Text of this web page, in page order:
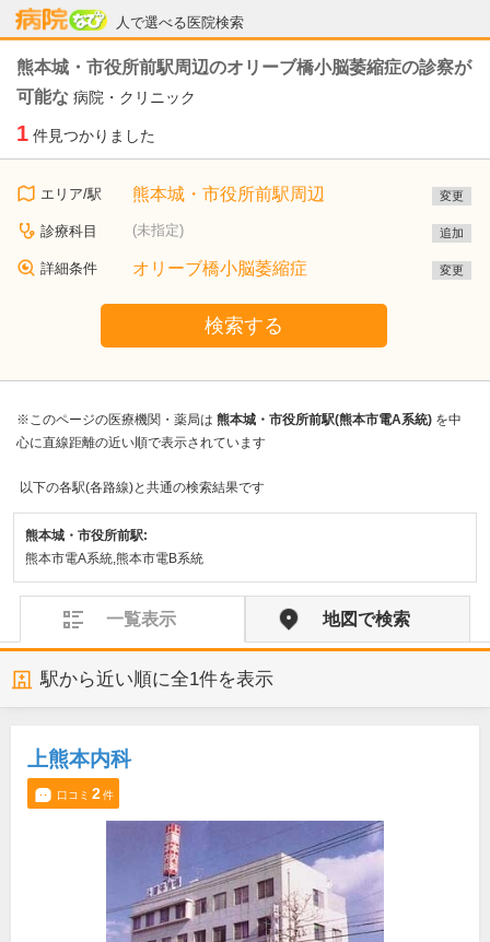
人で選べる医院検索
病院なび
熊本城・市役所前駅周辺のオリーブ橋小脳萎縮症の診察が
可能な 病院・クリニック
1 件見つかりました
エリア/駅 熊本城・市役所前駅周辺 変更
診療科目 (未指定) 追加
詳細条件 オリーブ橋小脳萎縮症 変更
検索する
※このページの医療機関・薬局は 熊本城・市役所前駅(熊本市電A系統) を中
心に直線距離の近い順で表示されています
以下の各駅(各路線)と共通の検索結果です
熊本城・市役所前駅:
熊本市電A系統,熊本市電B系統
一覧表示 地図で検索
駅から近い順に全1件を表示
上熊本内科
口コミ 2件